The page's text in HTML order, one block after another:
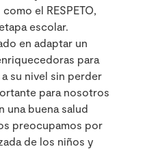
el RESPETO,
escolar.
en adaptar un
para
su nivel sin perder
para nosotros
una buena salud
preocupamos por
de los niños y